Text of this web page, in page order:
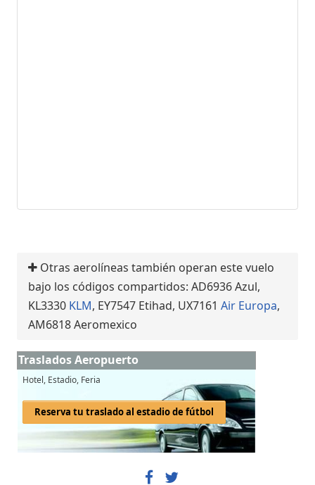
Otras aerolíneas también operan este vuelo
bajo los códigos compartidos: AD6936 Azul,
KL3330 KLM, EY7547 Etihad, UX7161 Air Europa,
AM6818 Aeromexico
Traslados Aeropuerto
Hotel, Estadio, Feria
Reserva tu traslado al estadio de fútbol